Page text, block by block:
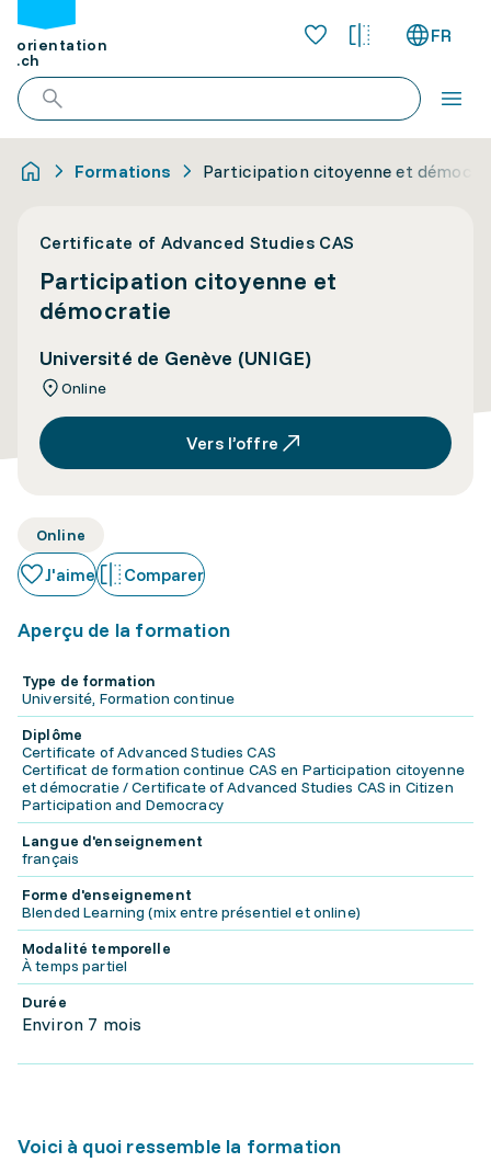
orientation
.ch
FR
Formations Participation citoyenne et
Certificate of Advanced Studies CAS
Participation citoyenne et
démocratie
Université de Genève (UNIGE)
Online
Vers l’offre
Online
J'aime Comparer
Aperçu de la formation
Type de formation
Université, Formation continue
Diplôme
Certificate of Advanced Studies CAS
Certificat de formation continue CAS en Participation citoyenne
et démocratie / Certificate of Advanced Studies CAS in Citizen
Participation and Democracy
Langue d'enseignement
français
Forme d'enseignement
Blended Learning (mix entre présentiel et online)
Modalité temporelle
À temps partiel
Durée
Environ 7 mois
Voici à quoi ressemble la formation